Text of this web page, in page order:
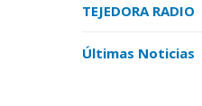
TEJEDORA RADIO
Últimas Noticias